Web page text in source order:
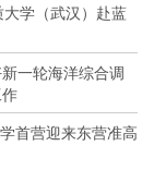
学（武汉）赴蓝
一轮海洋综合调
首营迎来东营准高